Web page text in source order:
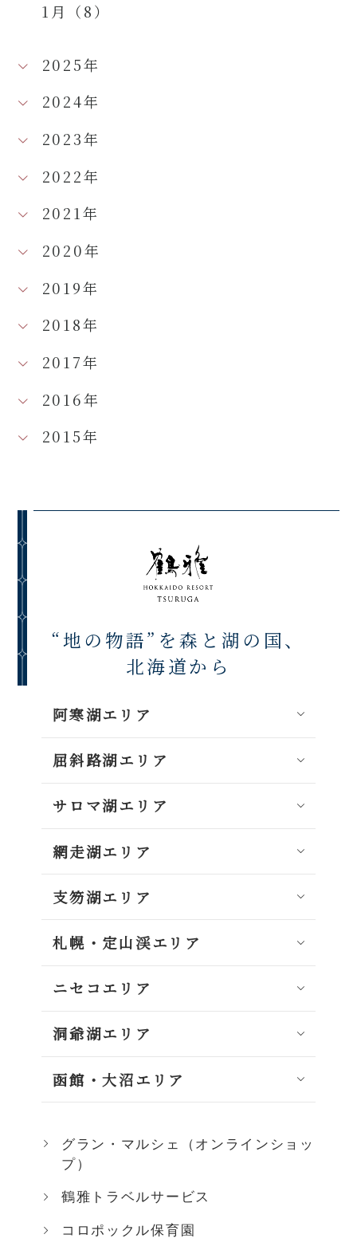
1月（8）
2025年
2024年
2023年
2022年
2021年
2020年
2019年
2018年
2017年
2016年
2015年
“地の物語”を森と湖の国、
北海道から
阿寒湖エリア
屈斜路湖エリア
サロマ湖エリア
網走湖エリア
支笏湖エリア
札幌・定山渓エリア
ニセコエリア
洞爺湖エリア
函館・大沼エリア
グラン・マルシェ（オンラインショッ
プ）
鶴雅トラベルサービス
コロポックル保育園